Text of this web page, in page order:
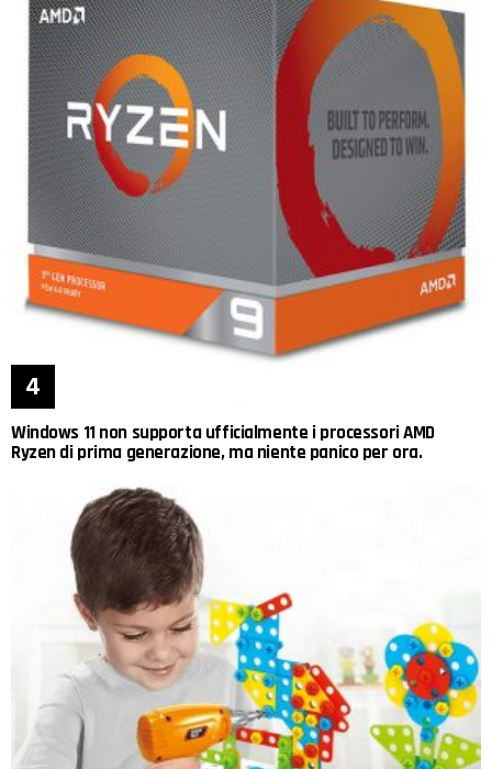
Windows 11 non supporta ufficialmente i processori AMD
Ryzen di prima generazione, ma niente panico per ora.